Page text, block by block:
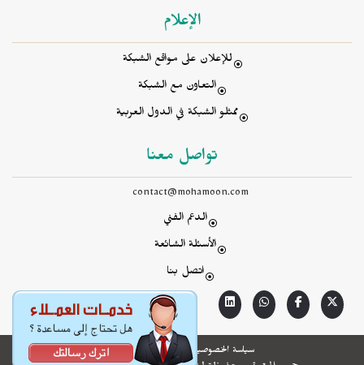
الإعلام
للإعلان على مواقع الشبكة
التعاون مع الشبكة
ممثلو الشبكة في الدول العربية
تواصل معنا
contact@mohamoon.com
الدعم الفني
الأسئلة الشائعة
اتصل بنا
سياسة الخصوصية الشروط والأحكام